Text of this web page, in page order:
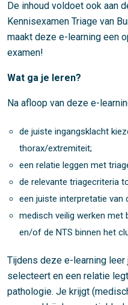
De inhoud voldoet ook aan
Kennisexamen Triage van
maakt deze e-learning een
examen!
Wat ga je leren?
Na afloop van deze e-
de juiste ingangsklacht
thorax/extremiteit;
een relatie leggen met
de relevante triagecriteria
een juiste interpretatie van
medisch veilig werken met
en/of de NTS binnen het
Tijdens deze e-learning
selecteert en een relatie
pathologie. Je krijgt